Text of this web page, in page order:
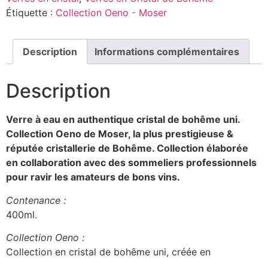
Étiquette : Collection Oeno - Moser
Description Informations complémentaires
Description
Verre à eau en authentique cristal de bohême uni.
Collection Oeno de Moser, la plus prestigieuse &
réputée cristallerie de Bohême. Collection élaborée
en collaboration avec des sommeliers professionnels
pour ravir les amateurs de bons vins.
Contenance :
400ml.
Collection Oeno :
Collection en cristal de bohême uni, créée en